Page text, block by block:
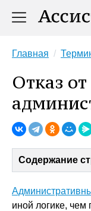
Главная
Отказ от
Содержание
иной логике,